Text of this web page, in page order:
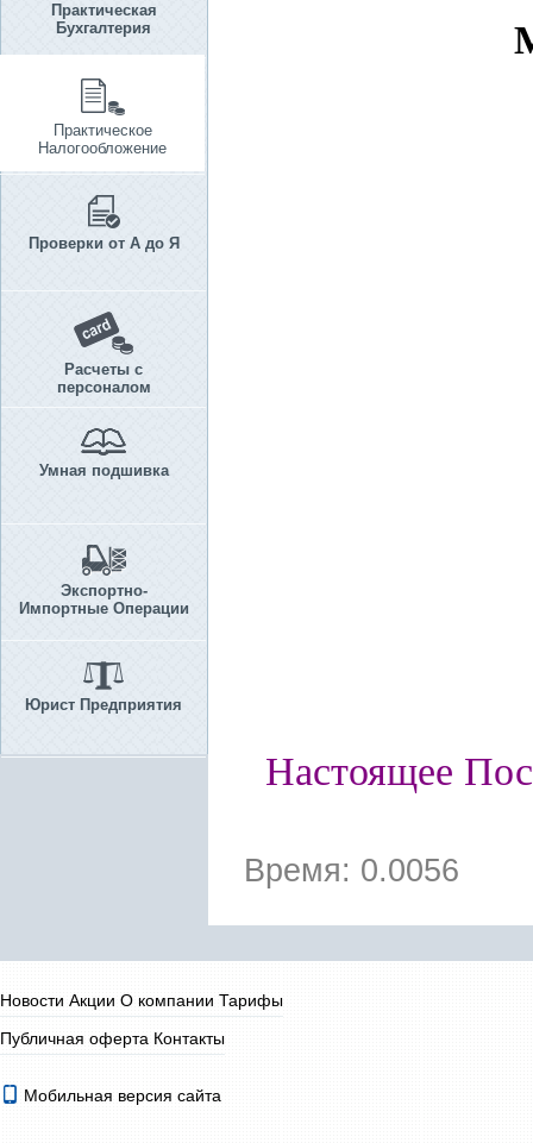
Практическая
Бухгалтерия
Практическое
Налогообложение
Проверки от А до Я
Расчеты с
персоналом
Умная подшивка
Экспортно-
Импортные Операции
Юрист Предприятия
Настоящее
Время: 0.0056
Новости Акции О компании Тарифы
Публичная оферта Контакты
Мобильная версия сайта